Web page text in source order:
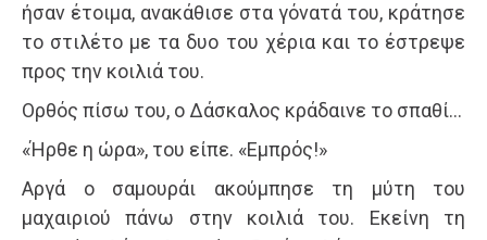
ήσαν έτοιμα, ανακάθισε στα γόνατά του, κράτησε
το στιλέτο με τα δυο του χέρια και το έστρεψε
προς την κοιλιά του.
Ορθός πίσω του, ο Δάσκαλος κράδαινε το σπαθί…
«Ήρθε η ώρα», του είπε. «Εμπρός!»
Αργά ο σαμουράι ακούμπησε τη μύτη του
μαχαιριού πάνω στην κοιλιά του. Εκείνη τη